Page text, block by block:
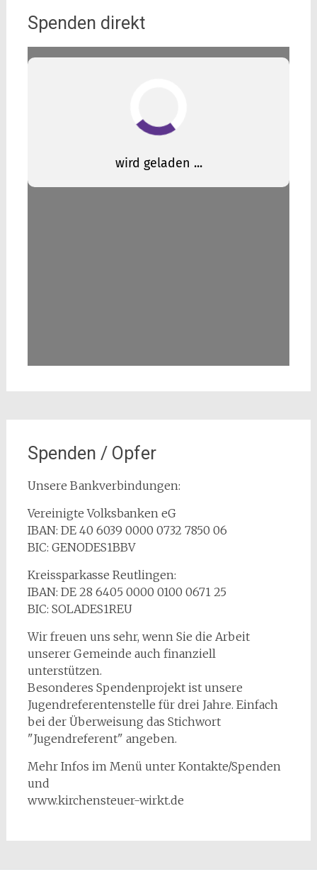
Spenden direkt
Spenden / Opfer
Unsere Bankverbindungen:
Vereinigte Volksbanken eG
IBAN: DE 40 6039 0000 0732 7850 06
BIC: GENODES1BBV
Kreissparkasse Reutlingen:
IBAN: DE 28 6405 0000 0100 0671 25
BIC: SOLADES1REU
Wir freuen uns sehr, wenn Sie die Arbeit
unserer Gemeinde auch finanziell
unterstützen.
Besonderes Spendenprojekt ist unsere
Jugendreferentenstelle für drei Jahre. Einfach
bei der Überweisung das Stichwort
"Jugendreferent" angeben.
Mehr Infos im Menü unter Kontakte/Spenden
und
www.kirchensteuer-wirkt.de